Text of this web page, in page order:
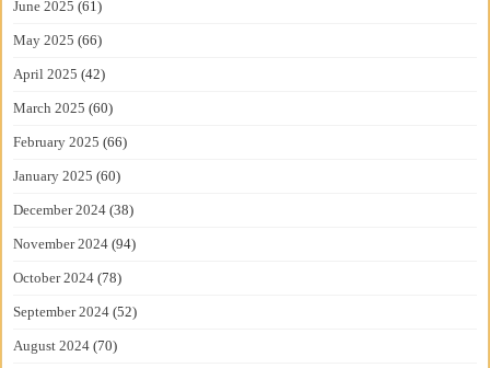
June 2025 (61)
May 2025 (66)
April 2025 (42)
March 2025 (60)
February 2025 (66)
January 2025 (60)
December 2024 (38)
November 2024 (94)
October 2024 (78)
September 2024 (52)
August 2024 (70)